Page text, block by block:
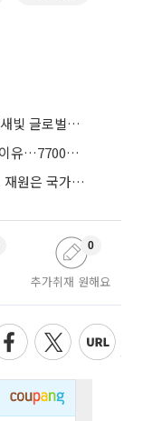
이재준 수원시장, 20개국 이주민 135명 '새빛 글로벌프렌즈' 위촉
추미애가 페이스북서 네 번 재정을 말한 이유…7700억 추경 열쇠는 도의회에
추미애 "소방은 지방사무 맞다"…그래도 재원은 국가가 나눠야
추가취재 원해요
0